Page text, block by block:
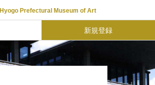
Hyogo Prefectural Museum of Art
新規登録